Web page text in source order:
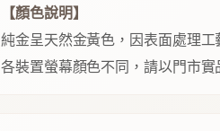
【顏色說明】
純金呈天然金黃色，因表面處理工
各裝置螢幕顏色不同，請以門市實